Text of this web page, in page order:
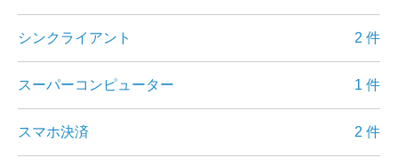
シンクライアント 2 件
スーパーコンピューター 1 件
スマホ決済 2 件